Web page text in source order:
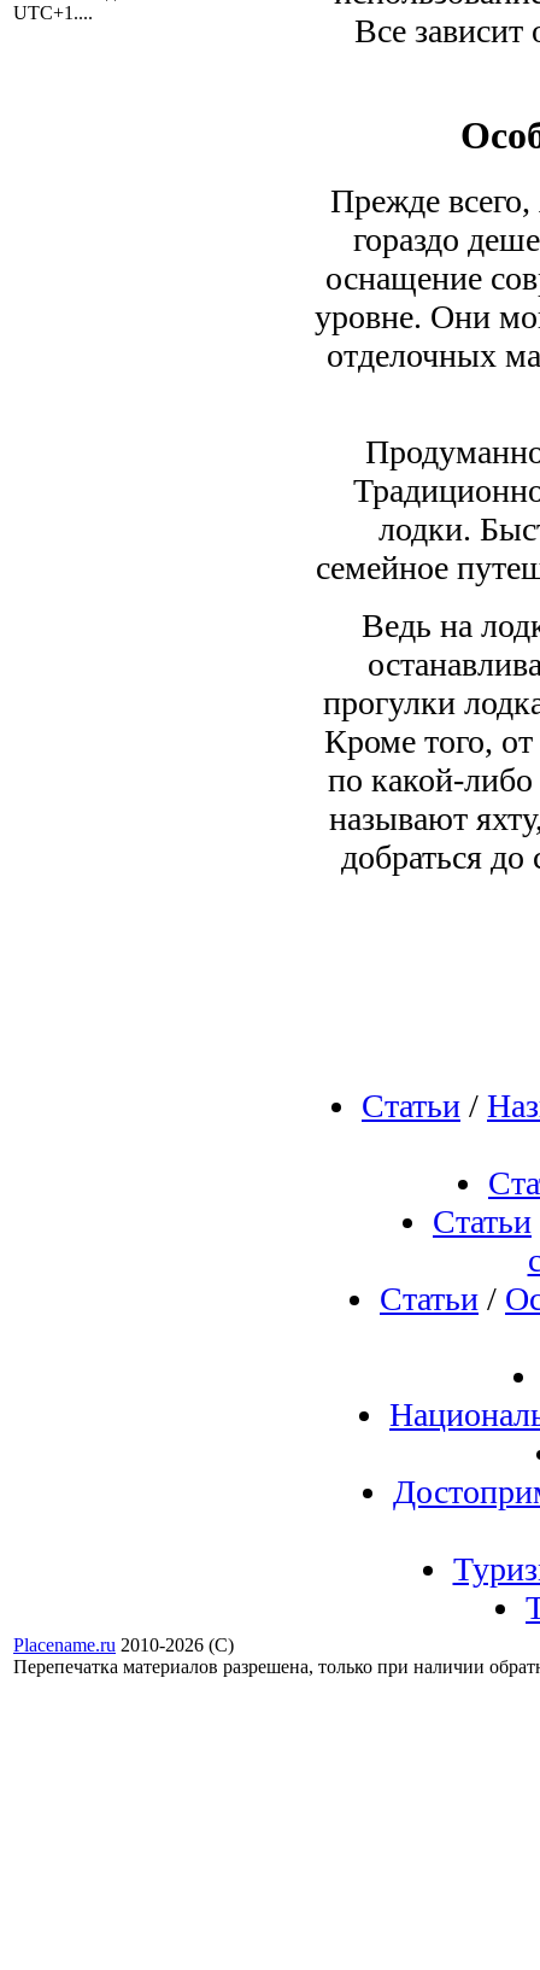
UTC+1....
Все зависит
Прежде
гораздо
оснащение
уровне. Они
отделочных
лодки.
семейное
Ведь на
прогулки
Кроме того, от
по какой-либо
называют
добраться
Статьи /
Статьи
Статьи /
Placename.ru 2010-2026 (С)
Перепечатка материалов разрешена, только при наличии